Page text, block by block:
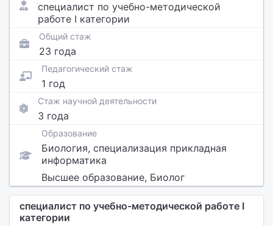
специалист по учебно-методической
работе I категории
Общий стаж
23 года
Педагогический стаж
1 год
Стаж научной деятельности
3 года
Образование
Биология, специализация прикладная
информатика
Высшее образование, Биолог
специалист по учебно-методической работе I
категории